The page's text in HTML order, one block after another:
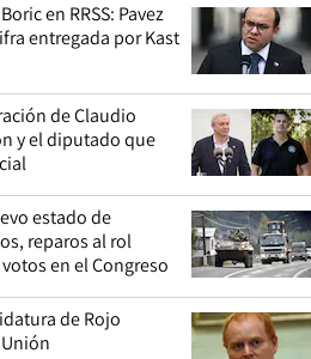
en RRSS: Pavez
entregada por Kast
de Claudio
y el diputado que
estado de
reparos al rol
en el Congreso
de Rojo